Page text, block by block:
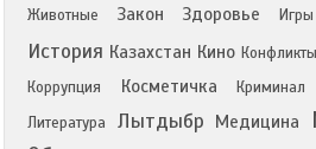
Животные
Закон Здоровье Игры
История Казахстан Кино Конфликты
Коррупция Косметичка Криминал
Литература Лытдыбр Медицина